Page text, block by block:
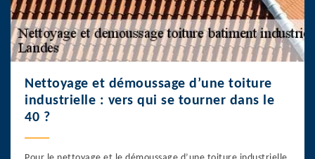
Nettoyage et démoussage d’une toiture
industrielle : vers qui se tourner dans le
40 ?